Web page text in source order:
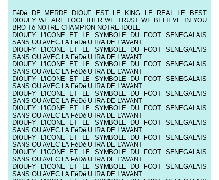
FéDé DE MERDE DIOUF EST LE KING LE REAL LE BEST
DIOUFY WE ARE TOGETHER WE TRUST WE BELIEVE IN YOU
BRO Té NOTRE CHAMPION NOTRE IDOLE
DIOUFY L'ICONE ET LE SYMBOLE DU FOOT SENEGALAIS
SANS OU AVEC LA FéDé U IRA DE L'AVANT
DIOUFY L'ICONE ET LE SYMBOLE DU FOOT SENEGALAIS
SANS OU AVEC LA FéDé U IRA DE L'AVANT
DIOUFY L'ICONE ET LE SYMBOLE DU FOOT SENEGALAIS
SANS OU AVEC LA FéDé U IRA DE L'AVANT
DIOUFY L'ICONE ET LE SYMBOLE DU FOOT SENEGALAIS
SANS OU AVEC LA FéDé U IRA DE L'AVANT
DIOUFY L'ICONE ET LE SYMBOLE DU FOOT SENEGALAIS
SANS OU AVEC LA FéDé U IRA DE L'AVANT
DIOUFY L'ICONE ET LE SYMBOLE DU FOOT SENEGALAIS
SANS OU AVEC LA FéDé U IRA DE L'AVANT
DIOUFY L'ICONE ET LE SYMBOLE DU FOOT SENEGALAIS
SANS OU AVEC LA FéDé U IRA DE L'AVANT
DIOUFY L'ICONE ET LE SYMBOLE DU FOOT SENEGALAIS
SANS OU AVEC LA FéDé U IRA DE L'AVANT
DIOUFY L'ICONE ET LE SYMBOLE DU FOOT SENEGALAIS
SANS OU AVEC LA FéDé U IRA DE L'AVANT
DIOUFY L'ICONE ET LE SYMBOLE DU FOOT SENEGALAIS
SANS OU AVEC LA FéDé U IRA DE L'AVANT